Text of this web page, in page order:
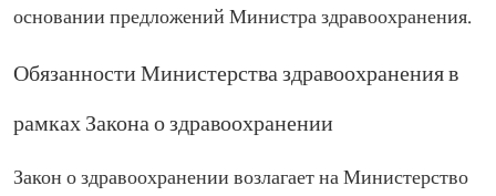
основании предложений Министра здравоохранения.
Обязанности Министерства здравоохранения в
рамках Закона о здравоохранении
Закон о здравоохранении возлагает на Министерство